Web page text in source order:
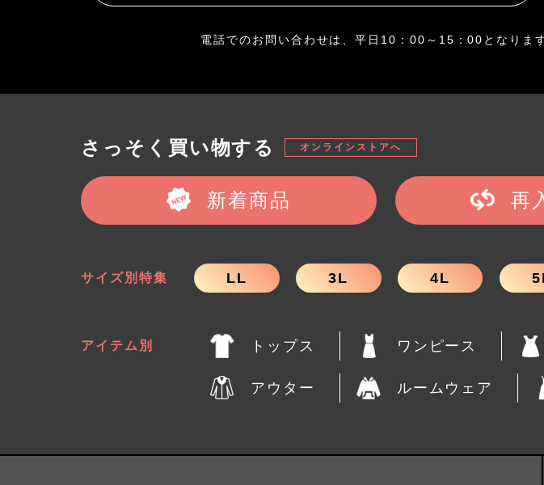
電話でのお問い合わせは、平日10：00～15：00となりま
さっそく買い物する オンラインストアへ
新着商品 再
サイズ別特集 LL 3L 4L
アイテム別 トップス ワンピース
アウター ルームウェア